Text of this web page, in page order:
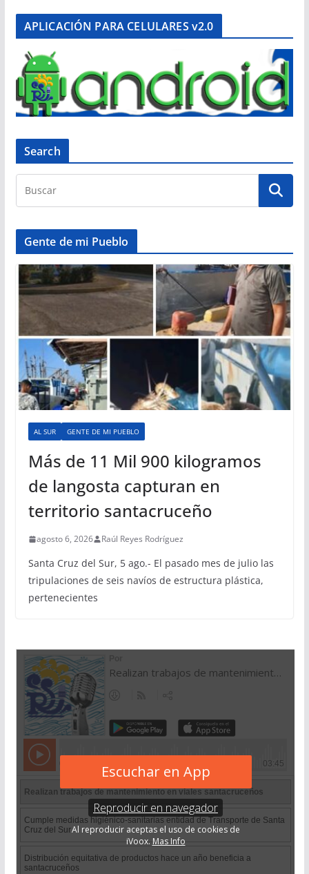
APLICACIÓN PARA CELULARES v2.0
Search
Gente de mi Pueblo
AL SUR GENTE DE MI PUEBLO
Más de 11 Mil 900 kilogramos
de langosta capturan en
territorio santacruceño
agosto 6, 2026 Raúl Reyes Rodríguez
Santa Cruz del Sur, 5 ago.- El pasado mes de julio las
tripulaciones de seis navíos de estructura plástica,
pertenecientes